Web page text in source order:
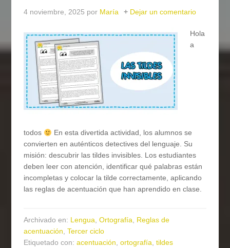
4 noviembre, 2025 por María Dejar un comentario
Hola
a
todos
En esta divertida actividad, los alumnos se
convierten en auténticos detectives del lenguaje. Su
misión: descubrir las tildes invisibles. Los estudiantes
deben leer con atención, identificar qué palabras están
incompletas y colocar la tilde correctamente, aplicando
las reglas de acentuación que han aprendido en clase.
Archivado en: Lengua,Ortografía, Reglas de
acentuación,Tercer ciclo
Etiquetado con:acentuación,ortografía,tildes